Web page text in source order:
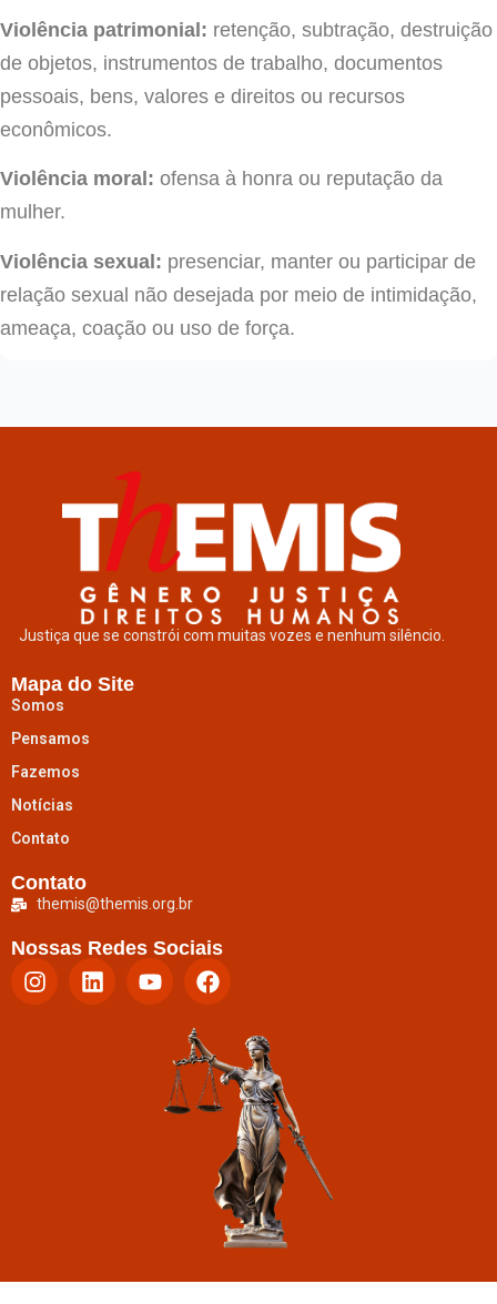
Violência patrimonial: retenção, subtração, destruição
de objetos, instrumentos de trabalho, documentos
pessoais, bens, valores e direitos ou recursos
econômicos.
Violência moral: ofensa à honra ou reputação da
mulher.
Violência sexual: presenciar, manter ou participar de
relação sexual não desejada por meio de intimidação,
ameaça, coação ou uso de força.
Justiça que se constrói com muitas vozes e nenhum silêncio.
Mapa do Site
Somos
Pensamos
Fazemos
Notícias
Contato
Contato
themis@themis.org.br
Nossas Redes Sociais